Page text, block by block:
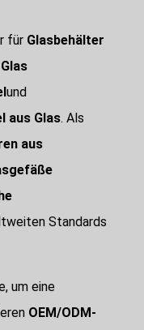
für Glasbehälter
Glas
und
aus Glas. Als
aus
Standards
um eine
OEM/ODM-